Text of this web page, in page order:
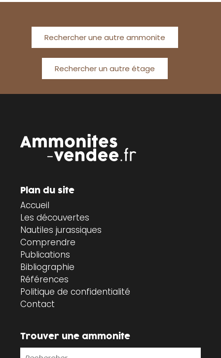
Rechercher une autre ammonite
Rechercher un autre étage
Plan du site
Accueil
Les découvertes
Nautiles jurassiques
Comprendre
Publications
Bibliographie
Références
Politique de confidentialité
Contact
Trouver une ammonite